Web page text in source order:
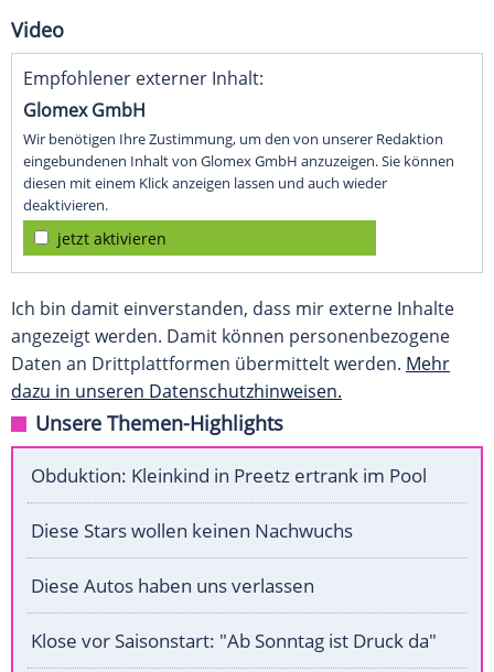
Video
Empfohlener externer Inhalt:
Glomex GmbH
Wir benötigen Ihre Zustimmung, um den von unserer Redaktion
eingebundenen Inhalt von Glomex GmbH anzuzeigen. Sie können
diesen mit einem Klick anzeigen lassen und auch wieder
deaktivieren.
jetzt aktivieren
Ich bin damit einverstanden, dass mir externe Inhalte
angezeigt werden. Damit können personenbezogene
Daten an Drittplattformen übermittelt werden. Mehr
dazu in unseren Datenschutzhinweisen.
Unsere Themen-Highlights
Obduktion: Kleinkind in Preetz ertrank im Pool
Diese Stars wollen keinen Nachwuchs
Diese Autos haben uns verlassen
Klose vor Saisonstart: "Ab Sonntag ist Druck da"